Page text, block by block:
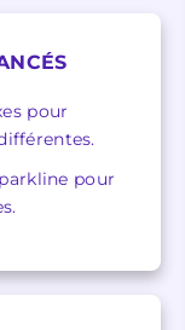
pour
pour